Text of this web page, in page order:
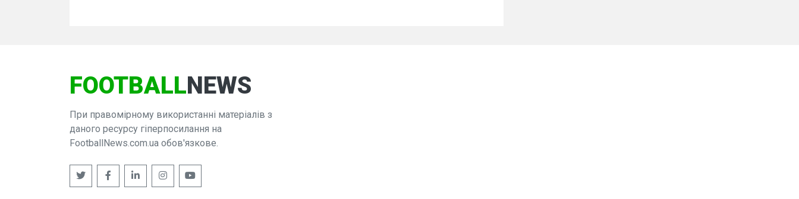
FOOTBALLNEWS
При правомірному використанні матеріалів з
даного ресурсу гіперпосилання на
FootballNews.com.ua обов'язкове.